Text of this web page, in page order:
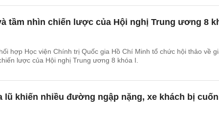
tầm nhìn chiến lược của Hội nghị Trung ương 8
hợp Học viện Chính trị Quốc gia Hồ Chí Minh tổ chức hội thảo về
chiến lược của Hội nghị Trung ương 8 khóa I.
lũ khiến nhiều đường ngập nặng, xe khách bị cuốn